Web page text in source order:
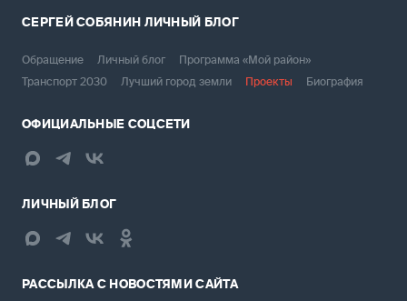
СЕРГЕЙ СОБЯНИН ЛИЧНЫЙ БЛОГ
Обращение Личный блог
Программа «Мой район»
Транспорт 2030
Лучший город земли Проекты Биография
ОФИЦИАЛЬНЫЕ СОЦСЕТИ
ЛИЧНЫЙ БЛОГ
РАССЫЛКА С НОВОСТЯМИ САЙТА